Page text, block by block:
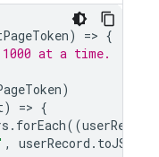
) => {
at a time.
)
) => {
. forEach((userRecord
, userRecord . toJSON